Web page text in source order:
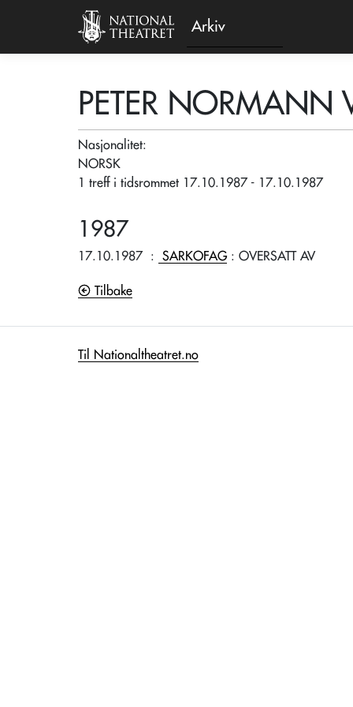
Arkiv
PETER NORMANN
Nasjonalitet:
NORSK
1 treff i tidsrommet 17.10.1987 - 17.10.1987
1987
17.10.1987 : SARKOFAG: OVERSATT AV
Tilbake
Til Nationaltheatret.no